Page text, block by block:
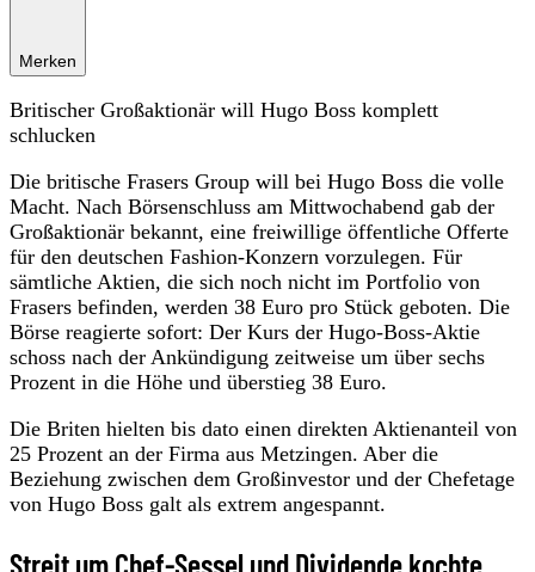
Merken
Britischer Großaktionär will Hugo Boss komplett
schlucken
Die britische Frasers Group will bei Hugo Boss die volle
Macht. Nach Börsenschluss am Mittwochabend gab der
Großaktionär bekannt, eine freiwillige öffentliche Offerte
für den deutschen Fashion-Konzern vorzulegen. Für
sämtliche Aktien, die sich noch nicht im Portfolio von
Frasers befinden, werden 38 Euro pro Stück geboten. Die
Börse reagierte sofort: Der Kurs der Hugo-Boss-Aktie
schoss nach der Ankündigung zeitweise um über sechs
Prozent in die Höhe und überstieg 38 Euro.
Die Briten hielten bis dato einen direkten Aktienanteil von
25 Prozent an der Firma aus Metzingen. Aber die
Beziehung zwischen dem Großinvestor und der Chefetage
von Hugo Boss galt als extrem angespannt.
Streit um Chef-Sessel und Dividende kochte